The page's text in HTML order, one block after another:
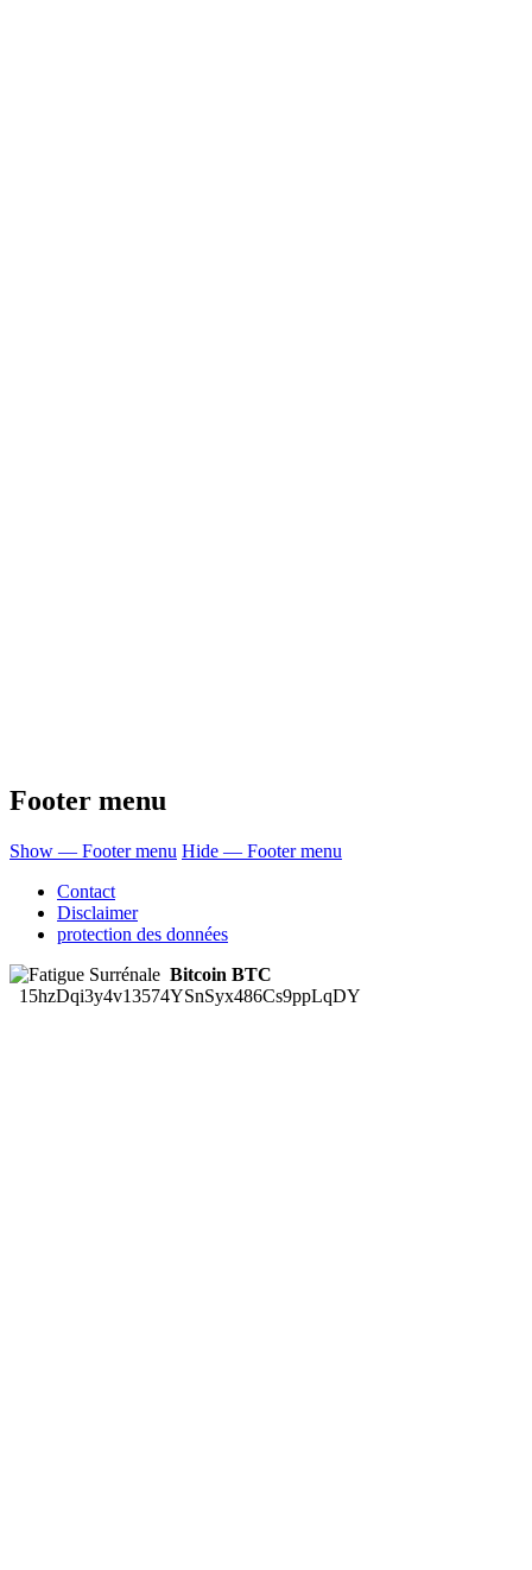
Footer menu
Show — Footer menu Hide — Footer menu
Contact
Disclaimer
protection des données
Bitcoin BTC
15hzDqi3y4v13574YSnSyx486Cs9ppLqDY